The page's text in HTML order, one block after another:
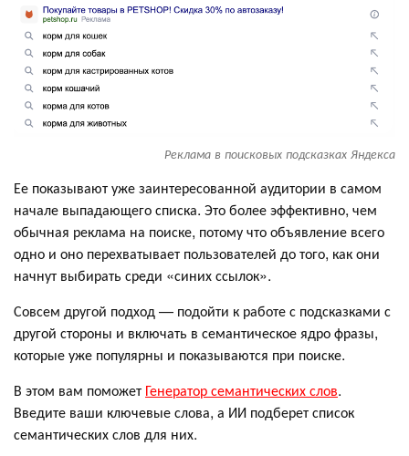
Реклама в поисковых подсказках Яндекса
Ее показывают уже заинтересованной аудитории в самом
начале выпадающего списка. Это более эффективно, чем
обычная реклама на поиске, потому что объявление всего
одно и оно перехватывает пользователей до того, как они
начнут выбирать среди «синих ссылок».
Совсем другой подход — подойти к работе с подсказками с
другой стороны и включать в семантическое ядро фразы,
которые уже популярны и показываются при поиске.
В этом вам поможет Генератор семантических слов.
Введите ваши ключевые слова, а ИИ подберет список
семантических слов для них.